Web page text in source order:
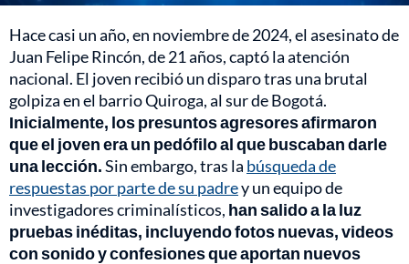
Hace casi un año, en noviembre de 2024, el asesinato de
Juan Felipe Rincón, de 21 años, captó la atención
nacional. El joven recibió un disparo tras una brutal
golpiza en el barrio Quiroga, al sur de Bogotá.
Inicialmente, los presuntos agresores afirmaron
que el joven era un pedófilo al que buscaban darle
una lección.Sin embargo, tras la búsqueda de
respuestas por parte de su padrey un equipo de
investigadores criminalísticos, han salido a la luz
pruebas inéditas, incluyendo fotos nuevas, videos
con sonido y confesiones que aportan nuevos